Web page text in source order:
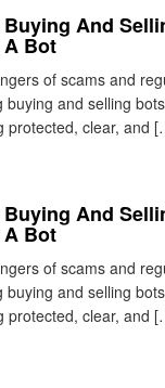
And
Bot
of scams and
buying and selling
protected, clear, and
And
Bot
of scams and
buying and selling
protected, clear, and